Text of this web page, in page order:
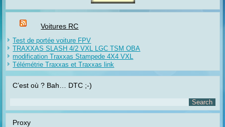
Voitures RC
Test de portée voiture FPV
TRAXXAS SLASH 4/2 VXL LGC TSM OBA
modification Traxxas Stampede 4X4 VXL
Télémétrie Traxxas et Traxxas link
C’est où ? Bah… DTC ;-)
Proxy